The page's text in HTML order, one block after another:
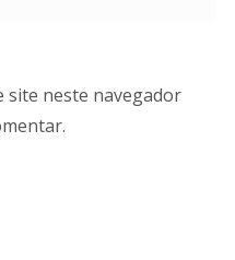
site neste navegador